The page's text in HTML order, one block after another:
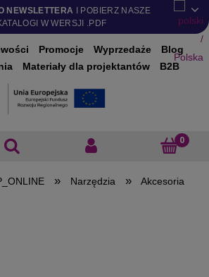
NEWSLETTERA I POBIERZ NASZE
W WERSJI .PDF
Promocje Wyprzedaże
Blog
Materiały dla projektantów B2B
» Narzędzia » Akcesoria